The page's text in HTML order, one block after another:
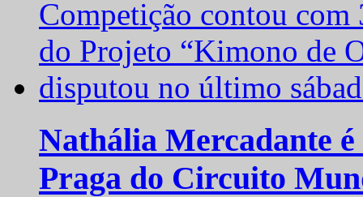
Nathália Mercadante
Praga do Circuito